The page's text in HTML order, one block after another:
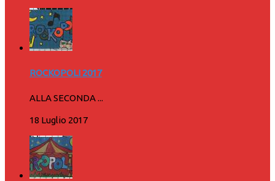
ROCKOPOLI 2017
ALLA SECONDA ...
18 Luglio 2017